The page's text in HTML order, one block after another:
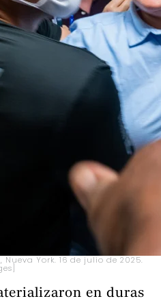
York. 16 de julio de 2025.
en duras